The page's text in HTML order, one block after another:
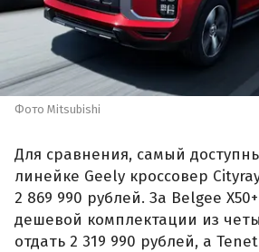
Фото Mitsubishi
Для сравнения, самый
линейке Geely кроссовер
2 869 990 рублей. За Belgee
дешевой комплектации из
отдать 2 319 990 рублей, а